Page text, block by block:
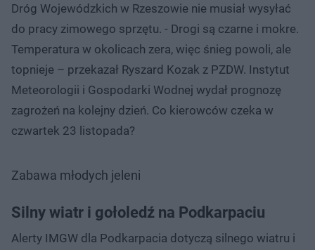
Dróg Wojewódzkich w Rzeszowie nie musiał wysyłać
do pracy zimowego sprzętu. - Drogi są czarne i mokre.
Temperatura w okolicach zera, więc śnieg powoli, ale
topnieje – przekazał Ryszard Kozak z PZDW. Instytut
Meteorologii i Gospodarki Wodnej wydał prognozę
zagrożeń na kolejny dzień. Co kierowców czeka w
czwartek 23 listopada?
Zabawa młodych jeleni
Silny wiatr i gołoledź na Podkarpaciu
Alerty IMGW dla Podkarpacia dotyczą silnego wiatru i